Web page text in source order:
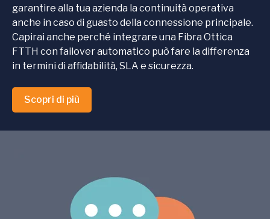
garantire alla tua azienda la continuità operativa
anche in caso di guasto della connessione principale.
Capirai anche perché integrare una Fibra Ottica
FTTH con failover automatico può fare la differenza
in termini di affidabilità, SLA e sicurezza.
Scopri di più